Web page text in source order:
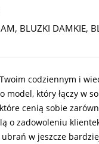
, BLUZKI DAMKIE,
codziennym i
model, który łączy w
cenią sobie
o zadowoleniu
w jeszcze